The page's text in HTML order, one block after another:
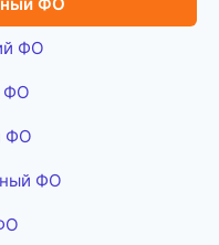
ФО
ФО
ФО
ФО